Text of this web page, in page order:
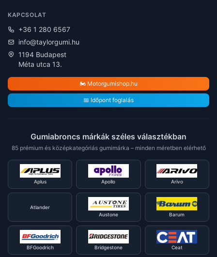
KAPCSOLAT
+36 1 280 6567
info@taylorgumi.hu
1194 Budapest
Méta utca 13.
🏍️ Motorgumishop.hu
📅 Időpont foglalás
Gumiabroncs márkák széles választékban
85 prémium és középkategóriás gumimárka – minden méretben elérhető
Aplus Apollo Arivo
Atlander
Austone
Barum
BFGoodrich Bridgestone Ceat